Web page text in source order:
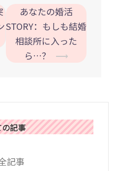
あなたの婚活
STORY：もしも結婚
相談所に入った
ら…？
⟶
記事
記事